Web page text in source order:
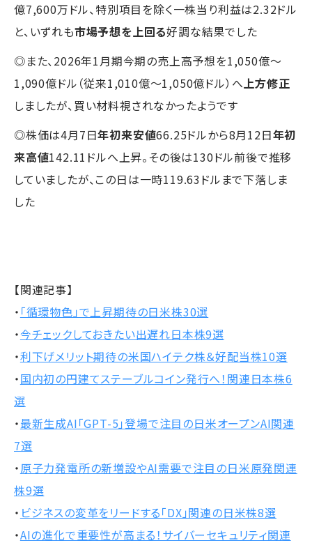
億7,600万ドル、特別項目を除く一株当り利益は2.32ドル
と、いずれも市場予想を上回る好調な結果でした
◎また、2026年1月期今期の売上高予想を1,050億～
1,090億ドル（従来1,010億～1,050億ドル）へ上方修正
しましたが、買い材料視されなかったようです
◎株価は4月7日年初来安値66.25ドルから8月12日年初
来高値142.11ドルへ上昇。その後は130ドル前後で推移
していましたが、この日は一時119.63ドルまで下落しま
した
【関連記事】
・ 「循環物色」で上昇期待の日米株30選
・今チェックしておきたい出遅れ日本株9選
・利下げメリット期待の米国ハイテク株＆好配当株10選
・国内初の円建てステーブルコイン発行へ！関連日本株6
選
・最新生成AI「GPT-5」登場で注目の日米オープンAI関連
7選
・原子力発電所の新増設やAI需要で注目の日米原発関連
株9選
・ ビジネスの変革をリードする「DX」関連の日米株8選
・AIの進化で重要性が高まる！サイバーセキュリティ関連